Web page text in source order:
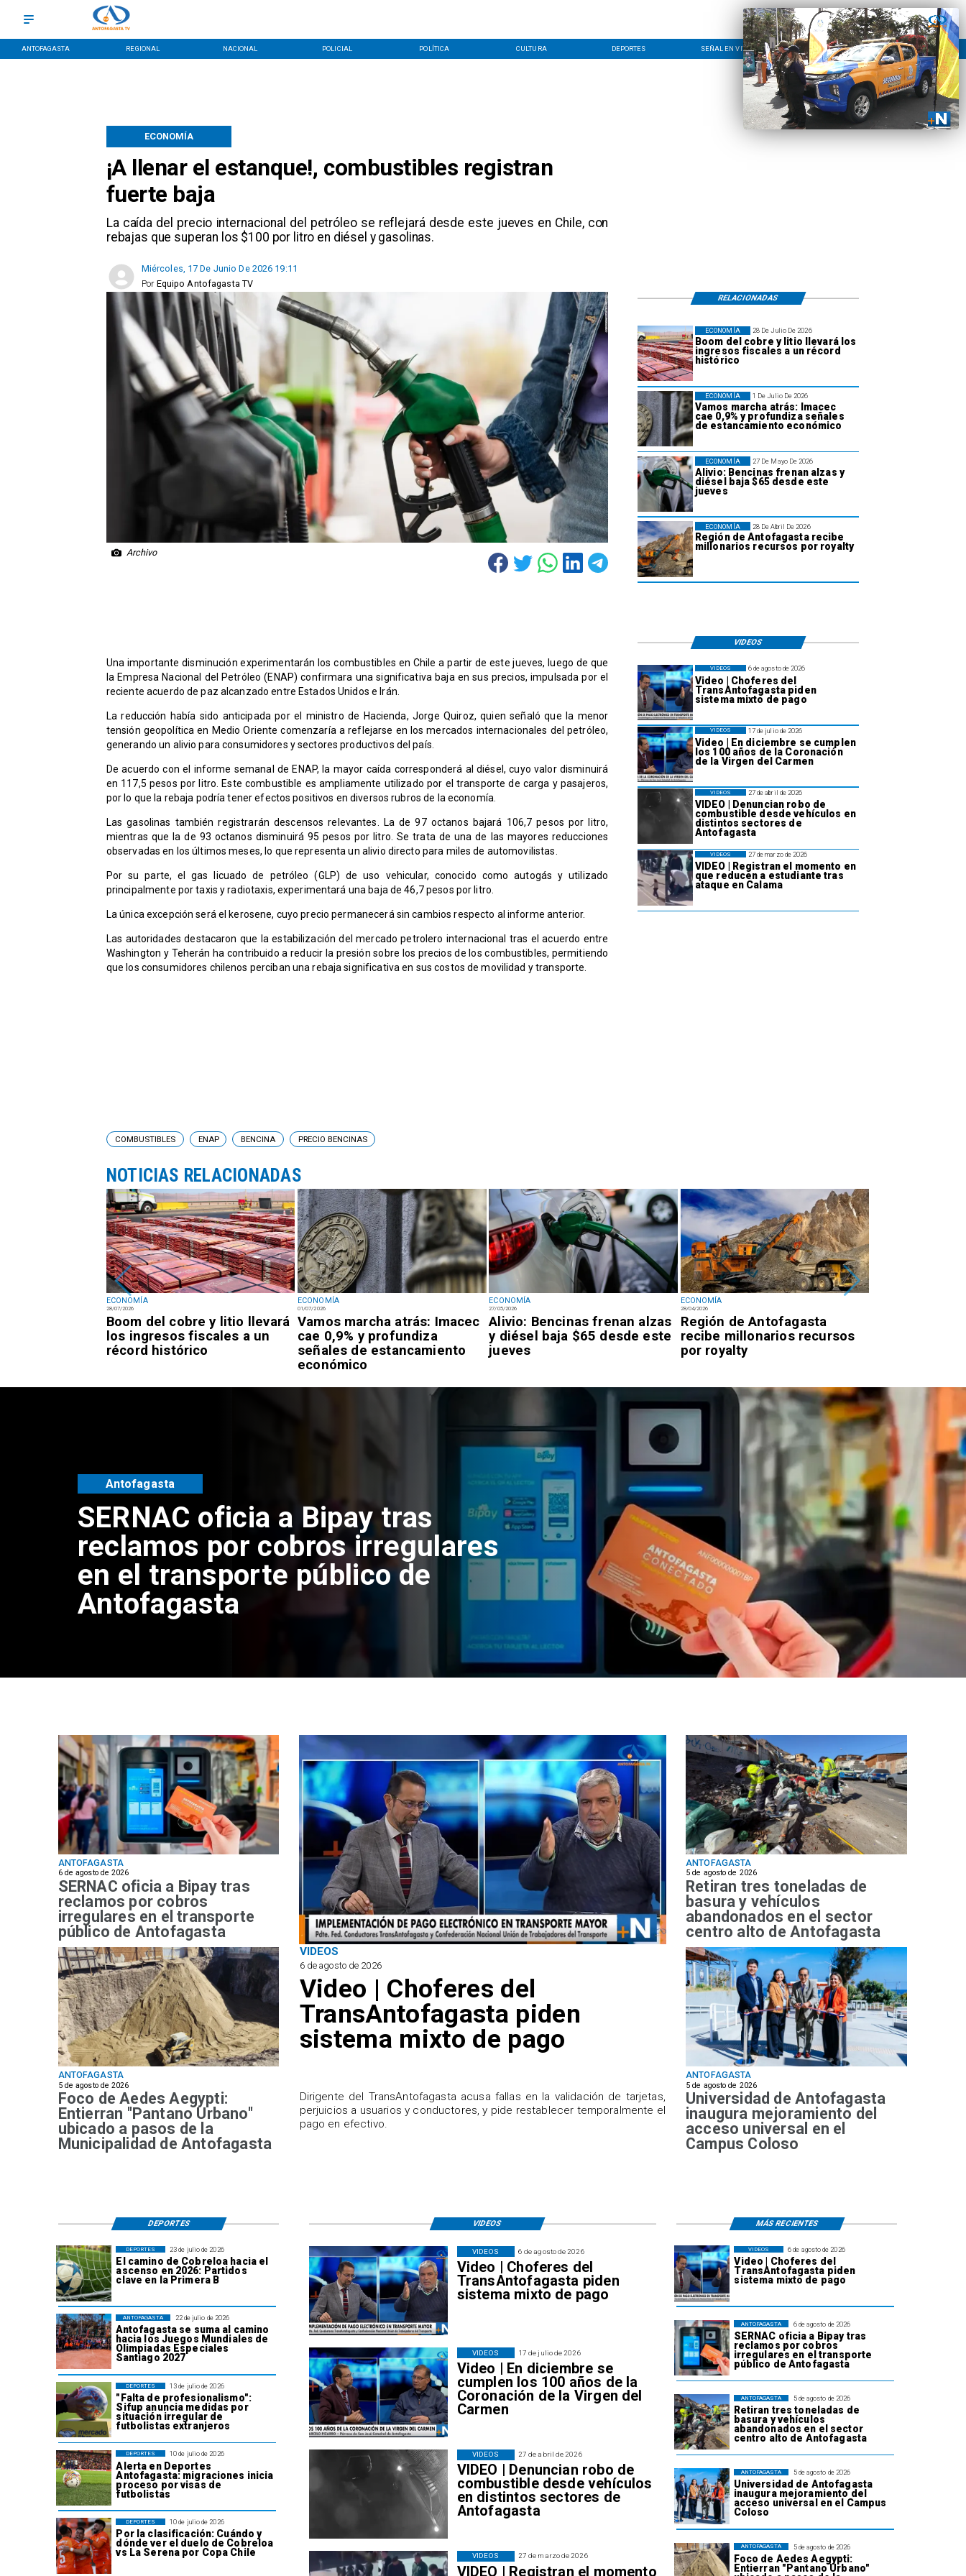
ANTOFAGASTA REGIONAL NACIONAL POLICIAL POLÍTICA CULTURA DEPORTES SEÑAL EN VIVO CONTACTO LÍNEA EDITORIAL
¡A llenar el estanque!, combustibles registran
fuerte baja
​La caída del precio internacional del petróleo se reflejará desde este jueves en Chile, con
rebajas que superan los $100 por litro en diésel y gasolinas.
ECONOMÍA
Miércoles, 17 De Junio De 2026 19:11
Equipo Antofagasta TV
Por
Archivo
28 De Julio De 2026
Boom del cobre y litio llevará los
ingresos fiscales a un récord
histórico
ECONOMÍA
1 De Julio De 2026
Vamos marcha atrás: Imacec
cae 0,9% y profundiza señales
de estancamiento económico
ECONOMÍA
27 De Mayo De 2026
Alivio: Bencinas frenan alzas y
diésel baja $65 desde este
jueves
ECONOMÍA
28 De Abril De 2026
Región de Antofagasta recibe
millonarios recursos por royalty
ECONOMÍA
RELACIONADAS
Una importante disminución experimentarán los combustibles en Chile a partir de este jueves, luego de que
la Empresa Nacional del Petróleo (ENAP) confirmara una significativa baja en sus precios, impulsada por el
reciente acuerdo de paz alcanzado entre Estados Unidos e Irán.
La reducción había sido anticipada por el ministro de Hacienda, Jorge Quiroz, quien señaló que la menor
tensión geopolítica en Medio Oriente comenzaría a reflejarse en los mercados internacionales del petróleo,
generando un alivio para consumidores y sectores productivos del país.
De acuerdo con el informe semanal de ENAP, la mayor caída corresponderá al diésel, cuyo valor disminuirá
en 117,5 pesos por litro. Este combustible es ampliamente utilizado por el transporte de carga y pasajeros,
por lo que la rebaja podría tener efectos positivos en diversos rubros de la economía.
Las gasolinas también registrarán descensos relevantes. La de 97 octanos bajará 106,7 pesos por litro,
mientras que la de 93 octanos disminuirá 95 pesos por litro. Se trata de una de las mayores reducciones
observadas en los últimos meses, lo que representa un alivio directo para miles de automovilistas.
Por su parte, el gas licuado de petróleo (GLP) de uso vehicular, conocido como autogás y utilizado
principalmente por taxis y radiotaxis, experimentará una baja de 46,7 pesos por litro.
La única excepción será el kerosene, cuyo precio permanecerá sin cambios respecto al informe anterior.
Las autoridades destacaron que la estabilización del mercado petrolero internacional tras el acuerdo entre
Washington y Teherán ha contribuido a reducir la presión sobre los precios de los combustibles, permitiendo
que los consumidores chilenos perciban una rebaja significativa en sus costos de movilidad y transporte.
VIDEOS
6 de agosto de 2026
Video | Choferes del
TransAntofagasta piden
sistema mixto de pago
VIDEOS
17 de julio de 2026
Video | En diciembre se cumplen
los 100 años de la Coronación
de la Virgen del Carmen
VIDEOS
27 de abril de 2026
VIDEO | Denuncian robo de
combustible desde vehículos en
distintos sectores de
Antofagasta
VIDEOS
27 de marzo de 2026
VIDEO | Registran el momento en
que reducen a estudiante tras
ataque en Calama
VIDEOS
ECONOMÍA
28/07/2026
Boom del cobre y litio llevará
los ingresos fiscales a un
récord histórico
ECONOMÍA
01/07/2026
Vamos marcha atrás: Imacec
cae 0,9% y profundiza
señales de estancamiento
económico
ECONOMÍA
27/05/2026
Alivio: Bencinas frenan alzas
y diésel baja $65 desde este
jueves
ECONOMÍA
28/04/2026
Región de Antofagasta
recibe millonarios recursos
por royalty
COMBUSTIBLES ENAP BENCINA PRECIO BENCINAS
NOTICIAS RELACIONADAS
SERNAC oficia a Bipay tras
reclamos por cobros irregulares
en el transporte público de
Antofagasta
Antofagasta
ANTOFAGASTA
6 de agosto de 2026
SERNAC oficia a Bipay tras
reclamos por cobros
irregulares en el transporte
público de Antofagasta
VIDEOS
6 de agosto de 2026
Video | Choferes del
TransAntofagasta piden
sistema mixto de pago
​Dirigente del TransAntofagasta acusa fallas en la validación de tarjetas,
perjuicios a usuarios y conductores, y pide restablecer temporalmente el
pago en efectivo.
ANTOFAGASTA
5 de agosto de 2026
Foco de Aedes Aegypti:
Entierran "Pantano Urbano"
ubicado a pasos de la
Municipalidad de Antofagasta
ANTOFAGASTA
5 de agosto de 2026
Retiran tres toneladas de
basura y vehículos
abandonados en el sector
centro alto de Antofagasta
ANTOFAGASTA
5 de agosto de 2026
Universidad de Antofagasta
inaugura mejoramiento del
acceso universal en el
Campus Coloso
6 de agosto de 2026
Video | Choferes del
TransAntofagasta piden
sistema mixto de pago
VIDEOS
6 de agosto de 2026
SERNAC oficia a Bipay tras
reclamos por cobros
irregulares en el transporte
público de Antofagasta
ANTOFAGASTA
5 de agosto de 2026
Retiran tres toneladas de
basura y vehículos
abandonados en el sector
centro alto de Antofagasta
ANTOFAGASTA
5 de agosto de 2026
Universidad de Antofagasta
inaugura mejoramiento del
acceso universal en el Campus
Coloso
ANTOFAGASTA
5 de agosto de 2026
Foco de Aedes Aegypti:
Entierran "Pantano Urbano"
ANTOFAGASTA
23 de julio de 2026
El camino de Cobreloa hacia el
ascenso en 2026: Partidos
clave en la Primera B
DEPORTES
22 de julio de 2026
Antofagasta se suma al camino
hacia los Juegos Mundiales de
Olimpiadas Especiales
Santiago 2027
ANTOFAGASTA
13 de julio de 2026
"Falta de profesionalismo":
Sifup anuncia medidas por
situación irregular de
futbolistas extranjeros
DEPORTES
10 de julio de 2026
Alerta en Deportes
Antofagasta: migraciones inicia
proceso por visas de
futbolistas
DEPORTES
10 de julio de 2026
Por la clasificación: Cuándo y
dónde ver el duelo de Cobreloa
vs La Serena por Copa Chile
DEPORTES
6 de agosto de 2026
Video | Choferes del
TransAntofagasta piden
sistema mixto de pago
VIDEOS
17 de julio de 2026
Video | En diciembre se
cumplen los 100 años de la
Coronación de la Virgen del
Carmen
VIDEOS
27 de abril de 2026
VIDEO | Denuncian robo de
combustible desde vehículos
en distintos sectores de
Antofagasta
VIDEOS
27 de marzo de 2026
VIDEO | Registran el momento
VIDEOS
VIDEOS
DEPORTES MÁS RECIENTES